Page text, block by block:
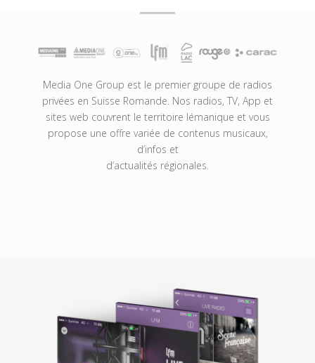
Media One Group est le premier groupe de radios
privées en Suisse Romande. Nos radios, TV, App et
sites web couvrent le territoire lémanique et vous
propose une offre variée de contenus musicaux,
d’infos et
d’actualités régionales.